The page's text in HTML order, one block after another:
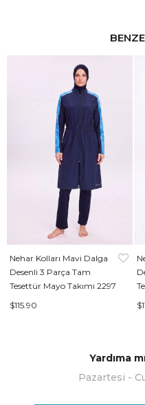
Nehar Kolları Mavi Dalga
Desenli 3 Parça Tam
Tesettür Mayo Takımı 2297
$115.90
Yardıma
Pazartesi -